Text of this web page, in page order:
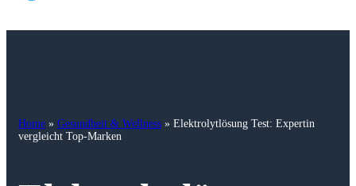
Home » Gesundheit & Wellness » Elektrolytlösung Test: Expertin
vergleicht Top-Marken